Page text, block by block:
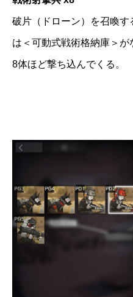
破片（ドローン）を召喚す
は＜可動式戦術格納庫＞が
8体ほど撃ち込んでくる。